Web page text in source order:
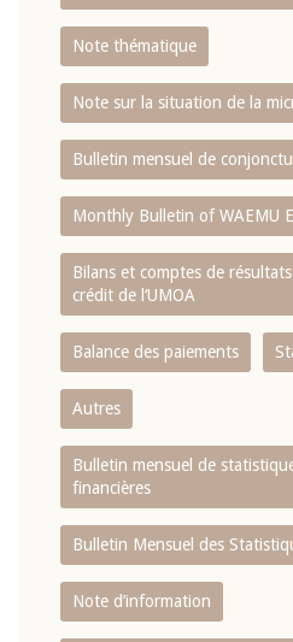
Note thématique
Note sur la situation de la
Bulletin mensuel de
Monthly Bulletin of WAEMU
Bilans et comptes de
crédit de l‘UMOA
Balance des paiements
Autres
Bulletin mensuel de
financières
Bulletin Mensuel des
Note d’information